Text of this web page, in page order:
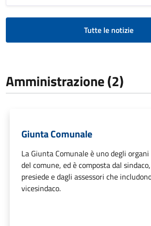
Tutte le notizie
Amministrazione (2)
Giunta Comunale
La Giunta Comunale è uno degli
del comune, ed è composta dal
presiede e dagli assessori che
vicesindaco.